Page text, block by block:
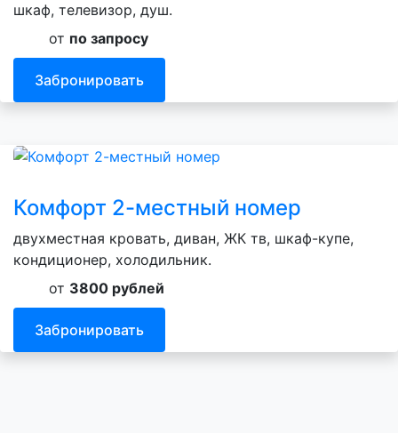
шкаф, телевизор, душ.
от по запросу
Забронировать
Комфорт 2-местный номер
двухместная кровать, диван, ЖК тв, шкаф-купе,
кондиционер, холодильник.
от 3800 рублей
Забронировать